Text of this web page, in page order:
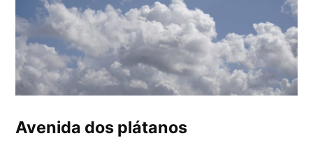
Avenida dos plátanos